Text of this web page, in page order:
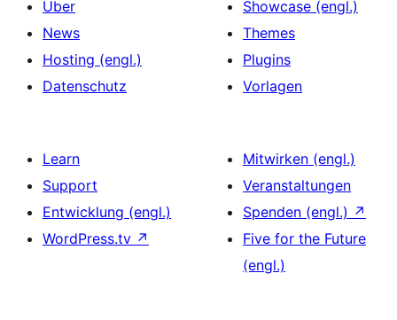
Über
News
Hosting (engl.)
Datenschutz
Showcase (engl.)
Themes
Plugins
Vorlagen
Learn
Support
Entwicklung (engl.)
WordPress.tv ↗
Mitwirken (engl.)
Veranstaltungen
Spenden (engl.) ↗
Five for the Future
(engl.)